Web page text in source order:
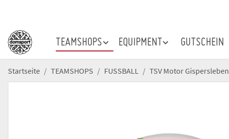
TEAMSHOPS EQUIPMENT GUTSCHEIN
Startseite TEAMSHOPS FUSSBALL TSV Motor Gispersleben